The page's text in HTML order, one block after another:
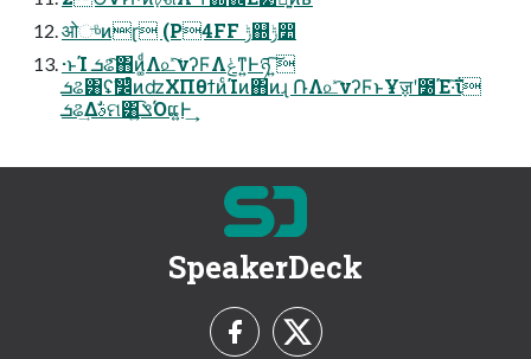
ओுͦͷɽ (P4FF ݱ஍ݱ෺
·ͱΊ ܭଌͨ͠΋ͷ͚ͩΛ௨ͯ͠νʔϜΛݟͳ͍Ͱཉ ͍͠
ܭଌ͸ʢࣗ෼ͨͪͷʣΧΠθϯͷͨΊͷ΋ͷɻ ݁ՌΛ௨ͯ͡νʔϜͱҰॹʹ೰Έ·͠ΐ͏
ܭଌ͢Δࣄࣗମ͸ݏ͍͡Όແ͍Ͱ͢
SpeakerDeck